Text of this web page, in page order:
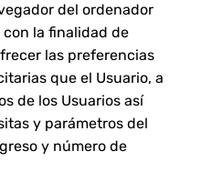
del ordenador
la finalidad de
las preferencias
que el Usuario, a
de los Usuarios así
y parámetros del
y número de